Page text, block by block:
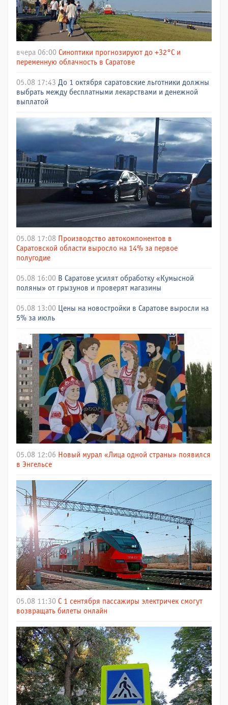
вчера 06:00 Синоптики прогнозируют до +32°C и
переменную облачность в Саратове
05.08 17:43 До 1 октября саратовские льготники должны
выбрать между бесплатными лекарствами и денежной
выплатой
05.08 17:08 Производство автокомпонентов в
Саратовской области выросло на 14% за первое
полугодие
05.08 16:00 В Саратове усилят обработку «Кумысной
поляны» от грызунов и проверят магазины
05.08 13:00 Цены на новостройки в Саратове выросли на
5% за июль
05.08 12:06 Новый мурал «Лица одной страны» появился
в Энгельсе
05.08 11:30 С 1 сентября пассажиры электричек смогут
возвращать билеты онлайн